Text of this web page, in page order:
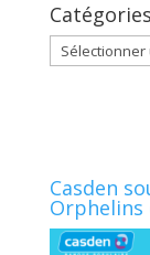
Catégories
Catégories
Casden
Orphelins